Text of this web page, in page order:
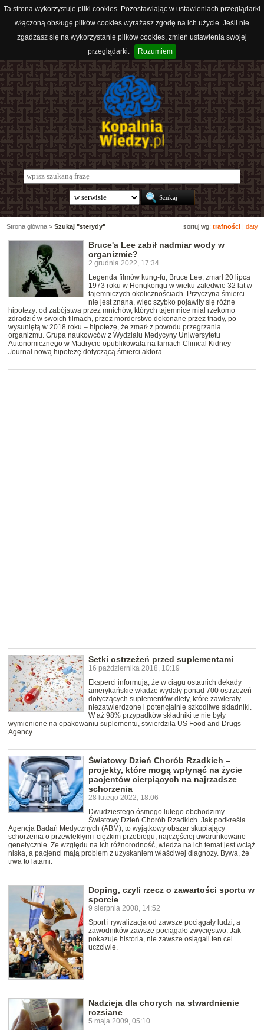
Ta strona wykorzystuje pliki cookies. Pozostawiając w ustawieniach przeglądarki
włączoną obsługę plików cookies wyrażasz zgodę na ich użycie. Jeśli nie
zgadzasz się na wykorzystanie plików cookies, zmień ustawienia swojej
przeglądarki.
Rozumiem
sortuj wg: trafności daty
Strona główna > Szukaj "sterydy"
Bruce'a Lee zabił nadmiar wody w
organizmie?
2 grudnia 2022, 17:34
Legenda filmów kung-fu, Bruce Lee, zmarł 20 lipca
1973 roku w Hongkongu w wieku zaledwie 32 lat w
tajemniczych okolicznościach. Przyczyna śmierci
nie jest znana, więc szybko pojawiły się różne
hipotezy: od zabójstwa przez mnichów, których tajemnice miał rzekomo
zdradzić w swoich filmach, przez morderstwo dokonane przez triady, po –
wysuniętą w 2018 roku – hipotezę, że zmarł z powodu przegrzania
organizmu. Grupa naukowców z Wydziału Medycyny Uniwersytetu
Autonomicznego w Madrycie opublikowała na łamach Clinical Kidney
Journal nową hipotezę dotyczącą śmierci aktora.
Setki ostrzeżeń przed suplementami
16 października 2018, 10:19
Eksperci informują, że w ciągu ostatnich dekady
amerykańskie władze wydały ponad 700 ostrzeżeń
dotyczących suplementów diety, które zawierały
niezatwierdzone i potencjalnie szkodliwe składniki.
W aż 98% przypadków składniki te nie były
wymienione na opakowaniu suplementu, stwierdziła US Food and Drugs
Agency.
Światowy Dzień Chorób Rzadkich –
projekty, które mogą wpłynąć na życie
pacjentów cierpiących na najrzadsze
schorzenia
28 lutego 2022, 18:06
Dwudziestego ósmego lutego obchodzimy
Światowy Dzień Chorób Rzadkich. Jak podkreśla
Agencja Badań Medycznych (ABM), to wyjątkowy obszar skupiający
schorzenia o przewlekłym i ciężkim przebiegu, najczęściej uwarunkowane
genetycznie. Ze względu na ich różnorodność, wiedza na ich temat jest wciąż
niska, a pacjenci mają problem z uzyskaniem właściwej diagnozy. Bywa, że
trwa to latami.
Doping, czyli rzecz o zawartości sportu w
sporcie
9 sierpnia 2008, 14:52
Sport i rywalizacja od zawsze pociągały ludzi, a
zawodników zawsze pociągało zwycięstwo. Jak
pokazuje historia, nie zawsze osiągali ten cel
uczciwie.
Nadzieja dla chorych na stwardnienie
rozsiane
5 maja 2009, 05:10